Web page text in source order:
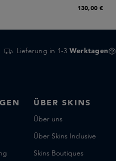
130,00 €
Lieferung in 1-3 Werktagen
ÜBER SKINS
Über uns
Über Skins Inclusive
Skins Boutiques